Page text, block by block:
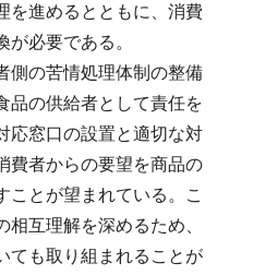
を進めるとともに、消費
必要である。
の苦情処理体制の整備
品の供給者として責任を
応窓口の設置と適切な対
費者からの要望を商品の
ことが望まれている。こ
相互理解を深めるため、
ても取り組まれることが